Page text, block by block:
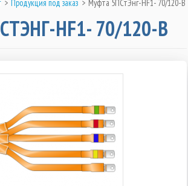
> Продукция под заказ > Муфта 5ПСтЭнг-HF1- 70/120-В
HF1- 70/120-В